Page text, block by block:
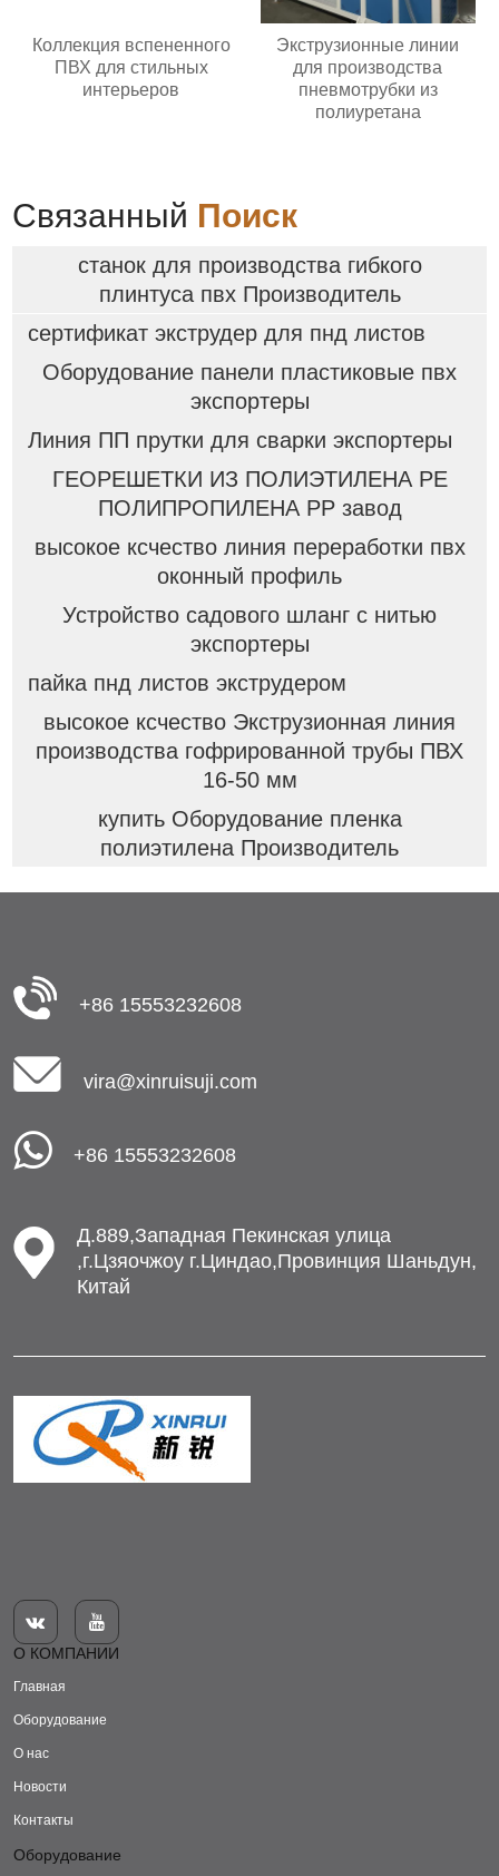
Коллекция вспененного
ПВХ для стильных
интерьеров
Экструзионные линии
для производства
пневмотрубки из
полиуретана
Связанный Поиск
станок для производства гибкого
плинтуса пвх Производитель
сертификат экструдер для пнд листов
Оборудование панели пластиковые пвх
экспортеры
Линия ПП прутки для сварки экспортеры
ГЕОРЕШЕТКИ ИЗ ПОЛИЭТИЛЕНА PE
ПОЛИПРОПИЛЕНА PP завод
высокое ксчество линия переработки пвх
оконный профиль
Устройство садового шланг с нитью
экспортеры
пайка пнд листов экструдером
высокое ксчество Экструзионная линия
производства гофрированной трубы ПВХ
16-50 мм
купить Оборудование пленка
полиэтилена Производитель
+86 15553232608
vira@xinruisuji.com
+86 15553232608
Д.889,Западная Пекинская улица
,г.Цзяочжоу г.Циндао,Провинция Шаньдун,
Китай


О КОМПАНИИ
Главная
Оборудование
О нас
Новости
Контакты
Оборудование